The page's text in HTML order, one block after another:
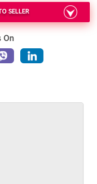
SELLER
On